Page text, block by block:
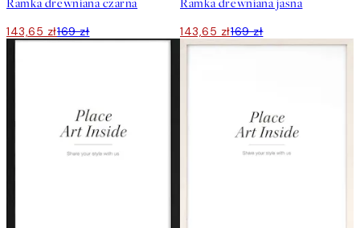
Ramka drewniana czarna
143,65 zł169 zł
Ramka drewniana jasna
143,65 zł169 zł